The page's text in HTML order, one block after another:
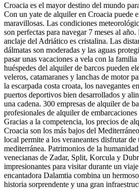
Croacia es el mayor destino del mundo
Con un yate de alquiler en Croacia puede
maravillosas. Las condiciones
son perfectas para navegar 7 meses al
anclaje del Adriático es cristalina. Las
dálmatas son moderadas y las aguas
pasar unas vacaciones a vela con la
huéspedes del alquiler de barcos pueden
veleros, catamaranes y lanchas de motor
la escarpada costa croata, los navegantes
puertos deportivos bien desarrollados y
una cadena. 300 empresas de alquiler de
profesionales de alquiler de
Gracias a la competencia, los precios de
Croacia son los más bajos del
local permite a los veraneantes disfrutar de
mediterránea. Patrimonios de la
venecianas de Zadar, Split, Korcula y
impresionantes para visitar durante un
encantadora Dalamtia combina un
historia sorprendente y una gran